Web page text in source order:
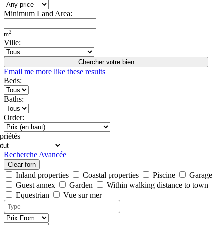
Minimum Land Area:
m2
Ville:
Chercher votre bien
Email me more like these results
Beds:
Baths:
Order:
Recherche Avancée
Clear forn
Inland properties Coastal properties Piscine
Garage
Guest annex
Garden
Within walking distance to town
Equestrian
Vue sur mer